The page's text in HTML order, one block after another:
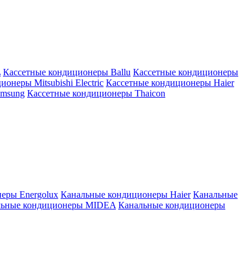
Кассетные кондиционеры Ballu Кассетные кондиционеры
Mitsubishi Electric Кассетные кондиционеры Haier
Кассетные кондиционеры Thaicon
Energolux Канальные кондиционеры Haier Канальные
кондиционеры MIDEA Канальные кондиционеры